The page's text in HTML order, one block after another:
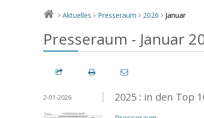
> Aktuelles > Presseraum > 2026 > Januar
Presseraum - Januar
2025 : in den Top
2-01-2026